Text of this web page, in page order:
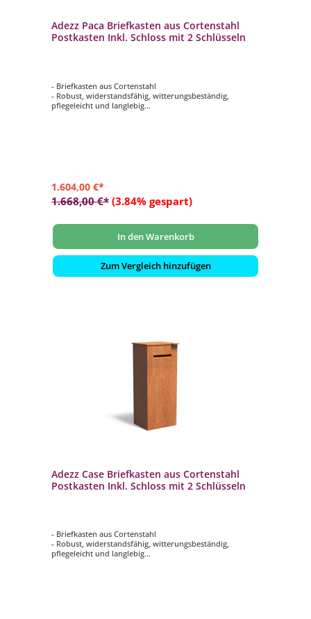
Adezz Paca Briefkasten aus Cortenstahl
Postkasten Inkl. Schloss mit 2 Schlüsseln
- Briefkasten aus Cortenstahl
- Robust, widerstandsfähig, witterungsbeständig,
pflegeleicht und langlebig
1.604,00 €*
1.668,00 €* (3.84% gespart)
In den Warenkorb
Zum Vergleich hinzufügen
Adezz Case Briefkasten aus Cortenstahl
Postkasten Inkl. Schloss mit 2 Schlüsseln
- Briefkasten aus Cortenstahl
- Robust, widerstandsfähig, witterungsbeständig,
pflegeleicht und langlebig